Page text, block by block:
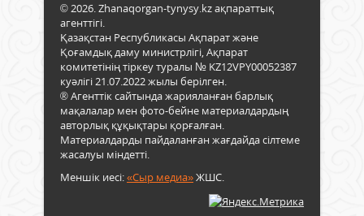
© 2026. Zhanaqorgan-tynysy.kz ақпараттық
агенттігі.
Қазақстан Республикасы Ақпарат және
Қоғамдық даму министрлігі, Ақпарат
комитетінің тіркеу туралы № KZ12VPY00052387
куәлігі 21.07.2022 жылы берілген.
® Агенттік сайтында жарияланған барлық
мақалалар мен фото-бейне материалдардың
авторлық құқықтары қорғалған.
Материалдарды пайдаланған жағдайда сілтеме
жасалуы міндетті.
Меншік иесі:«Сыр медиа»ЖШС.